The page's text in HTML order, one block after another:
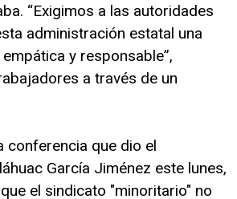
“Exigimos a las autoridades
administración estatal una
y responsable”,
a través de un
conferencia que dio el
García Jiménez este lunes,
el sindicato "minoritario" no